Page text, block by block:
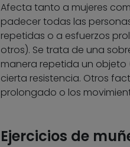
Afecta tanto a mujeres
padecer todas las
repetidas o a esfuerzos
otros). Se trata de una
manera repetida un objeto
cierta resistencia. Otros
prolongado o los
Ejercicios de